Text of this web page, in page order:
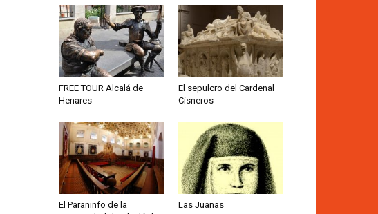
FREE TOUR Alcalá de
Henares
El sepulcro del Cardenal
Cisneros
El Paraninfo de la
Las Juanas